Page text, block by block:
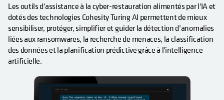
Les outils d'assistance à la cyber-restauration alimentés par l'IA et
dotés des technologies Cohesity Turing AI permettent de mieux
sensibiliser, protéger, simplifier et guider la détection d’anomalies
liées aux ransomwares, la recherche de menaces, la classification
des données et la planification prédictive grâce à l'intelligence
artificielle.